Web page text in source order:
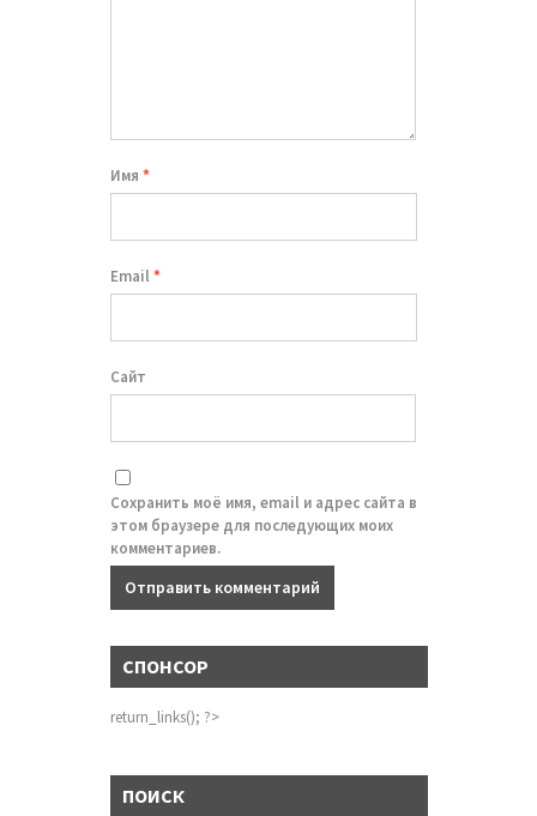
Имя *
Email*
Сайт
Сохранить моё имя, email и адрес сайта в
этом браузере для последующих моих
комментариев.
СПОНСОР
return_links(); ?>
ПОИСК